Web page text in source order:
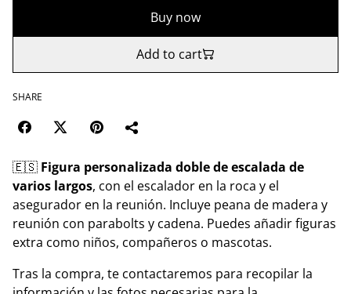
Buy now
Add to cart
SHARE
🇪🇸 Figura personalizada doble de escalada de
varios largos, con el escalador en la roca y el
asegurador en la reunión. Incluye peana de madera y
reunión con parabolts y cadena. Puedes añadir figuras
extra como niños, compañeros o mascotas.
Tras la compra, te contactaremos para recopilar la